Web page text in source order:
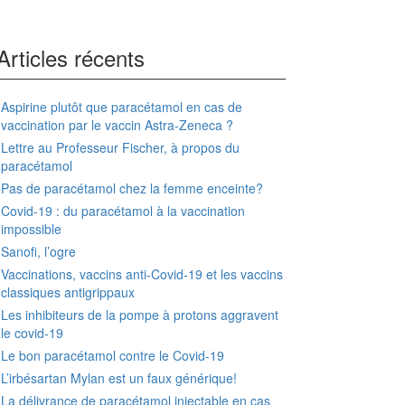
récents
Aspirine plutôt que paracétamol en cas de
vaccination par le vaccin Astra-Zeneca ?
Lettre au Professeur Fischer, à propos du
paracétamol
Pas de paracétamol chez la femme enceinte?
Covid-19 : du paracétamol à la vaccination
impossible
Sanofi, l’ogre
Vaccinations, vaccins anti-Covid-19 et les vaccins
classiques antigrippaux
Les inhibiteurs de la pompe à protons aggravent
le covid-19
Le bon paracétamol contre le Covid-19
L’irbésartan Mylan est un faux générique!
La délivrance de paracétamol injectable en cas